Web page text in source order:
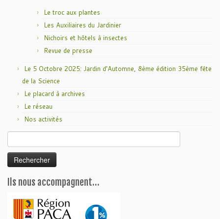
Le troc aux plantes
Les Auxiliaires du Jardinier
Nichoirs et hôtels à insectes
Revue de presse
Le 5 Octobre 2025: Jardin d’Automne, 8ème édition 35ème fête
de la Science
Le placard à archives
Le réseau
Nos activités
Ils nous accompagnent…